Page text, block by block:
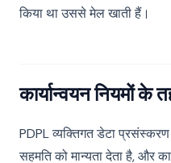
किया था उससे मेल खाती हैं।
कार्यान्वयन नियमों
PDPL व्यक्तिगत डेटा
सहमति को मान्यता देता है, और